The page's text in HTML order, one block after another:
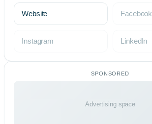
Website Facebook
Instagram LinkedIn
SPONSORED
Advertising space